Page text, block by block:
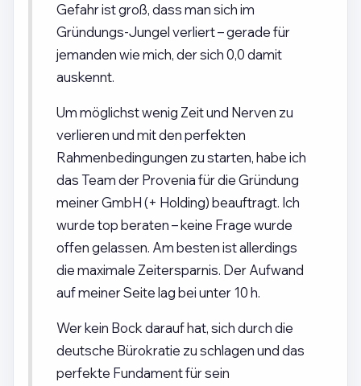
Gefahr ist groß, dass man sich im
Gründungs-Jungel verliert – gerade für
jemanden wie mich, der sich 0,0 damit
auskennt.
Um möglichst wenig Zeit und Nerven zu
verlieren und mit den perfekten
Rahmenbedingungen zu starten, habe ich
das Team der Provenia für die Gründung
meiner GmbH (+ Holding) beauftragt. Ich
wurde top beraten – keine Frage wurde
offen gelassen. Am besten ist allerdings
die maximale Zeitersparnis. Der Aufwand
auf meiner Seite lag bei unter 10 h.
Wer kein Bock darauf hat, sich durch die
deutsche Bürokratie zu schlagen und das
perfekte Fundament für sein